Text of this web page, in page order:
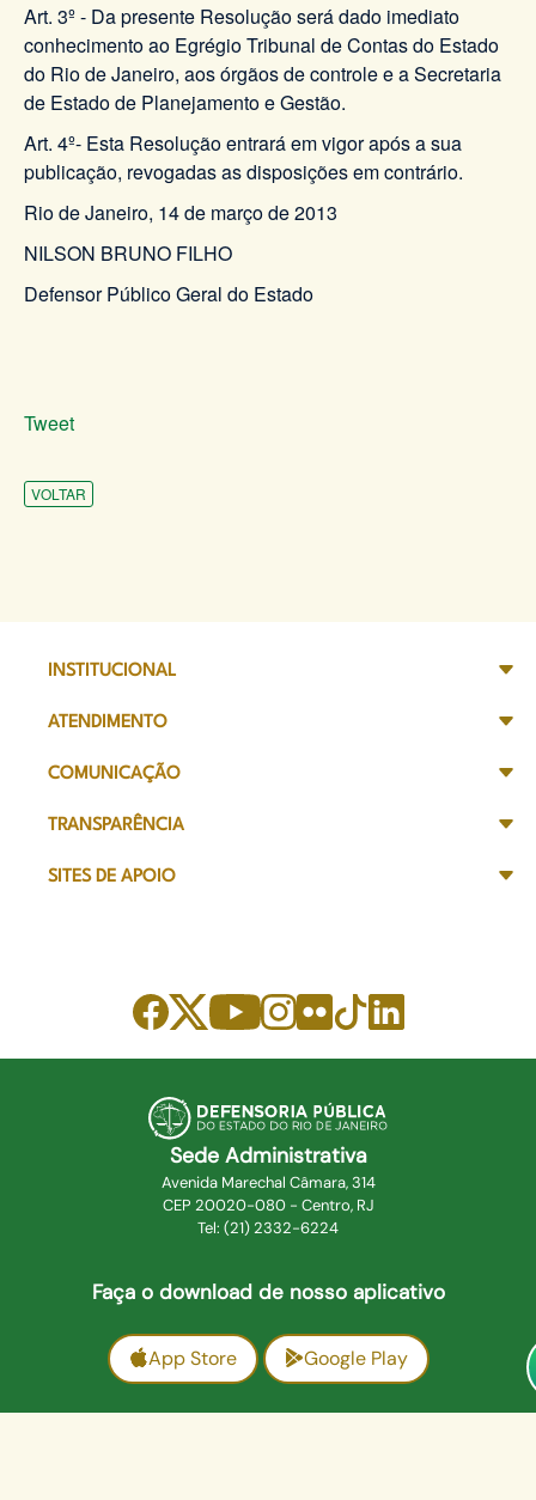
Art. 3º - Da presente Resolução será dado imediato
conhecimento ao Egrégio Tribunal de Contas do Estado
do Rio de Janeiro, aos órgãos de controle e a Secretaria
de Estado de Planejamento e Gestão.
Art. 4º- Esta Resolução entrará em vigor após a sua
publicação, revogadas as disposições em contrário.
Rio de Janeiro, 14 de março de 2013
NILSON BRUNO FILHO
Defensor Público Geral do Estado
Tweet
VOLTAR
INSTITUCIONAL
ATENDIMENTO
COMUNICAÇÃO
TRANSPARÊNCIA
SITES DE APOIO
Sede Administrativa
Avenida Marechal Câmara, 314
CEP 20020-080 - Centro, RJ
Tel: (21) 2332-6224
Faça o download de nosso aplicativo
App Store Google Play